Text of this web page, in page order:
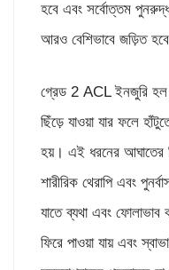
হবে এবং সর্বোত্তম
আরও বেশিভাবে জড়িত
গ্রেড 2 ACL ইনজুরি হল
ছিঁড়ে যাওয়া যার ফলে
হয়। এই ধরনের আঘাতের
শারীরিক থেরাপি এবং
যাতে ব্যথা এবং ফোলাভাব
ফিরে পাওয়া যায় এবং